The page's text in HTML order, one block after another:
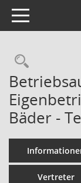
Toggle navigation
Bäder -
Vertreter